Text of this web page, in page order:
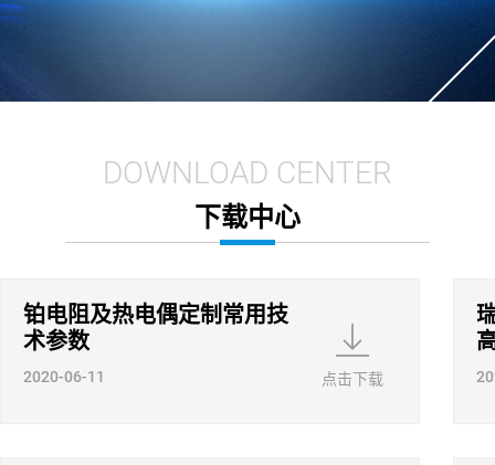
DOWNLOAD CENTER
下载中心
铂电阻及热电偶定制常用技
术参数
2020-06-11 点击下载